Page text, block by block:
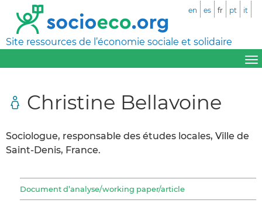
Site ressources de l’économie sociale et solidaire
en es fr pt it
Christine Bellavoine
Sociologue, responsable des études locales, Ville de
Saint-Denis, France.
Document d’analyse/working paper/article